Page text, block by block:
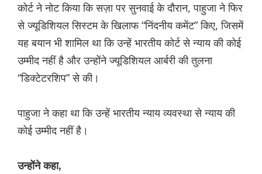
कोर्ट ने नोट किया कि सज़ा पर सुनवाई के दौरान, पाहुजा ने फिर
से ज्यूडिशियल सिस्टम के खिलाफ “निंदनीय कमेंट” किए, जिसमें
यह बयान भी शामिल था कि उन्हें भारतीय कोर्ट से न्याय की कोई
उम्मीद नहीं है और उन्होंने ज्यूडिशियल आर्बरी की तुलना
“डिक्टेटरशिप” से की।
पाहुजा ने कहा था कि उन्हें भारतीय न्याय व्यवस्था से न्याय की
कोई उम्मीद नहीं है।
उन्होंने कहा,